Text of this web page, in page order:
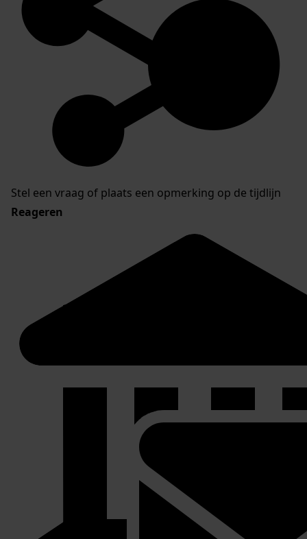
Stel een vraag of plaats een opmerking op de tijdlijn
Reageren